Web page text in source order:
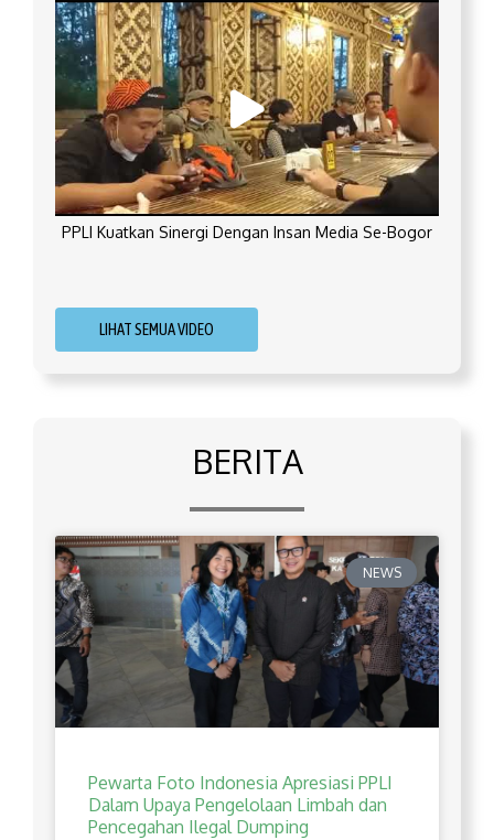
PPLI Kuatkan Sinergi Dengan Insan Media Se-Bogor
LIHAT SEMUA VIDEO
BERITA
NEWS
Pewarta Foto Indonesia Apresiasi PPLI
Dalam Upaya Pengelolaan Limbah dan
Pencegahan Ilegal Dumping